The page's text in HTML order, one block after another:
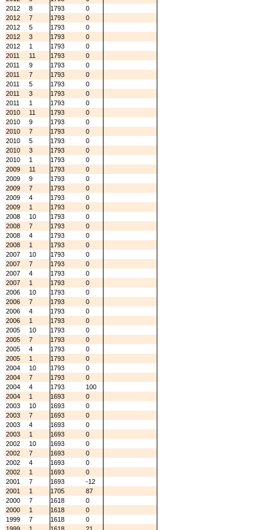
2012
8 1793
0
2012
7 1793
0
2012
5 1793
0
2012
3 1793
0
2012
1 1793
0
2011
11 1793
0
2011
9 1793
0
2011
7 1793
0
2011
5 1793
0
2011
3 1793
0
2011
1 1793
0
2010
11 1793
0
2010
9 1793
0
2010
7 1793
0
2010
5 1793
0
2010
3 1793
0
2010
1 1793
0
2009
11 1793
0
2009
9 1793
0
2009
7 1793
0
2009
4 1793
0
2009
1 1793
0
2008
10 1793
0
2008
7 1793
0
2008
4 1793
0
2008
1 1793
0
2007
10 1793
0
2007
7 1793
0
2007
4 1793
0
2007
1 1793
0
2006
10 1793
0
2006
7 1793
0
2006
4 1793
0
2006
1 1793
0
2005
10 1793
0
2005
7 1793
0
2005
4 1793
0
2005
1 1793
0
2004
10 1793
0
2004
7 1793
0
2004
4 1793
100
2004
1 1693
0
2003
10 1693
0
2003
7 1693
0
2003
4 1693
0
2003
1 1693
0
2002
10 1693
0
2002
7 1693
0
2002
4 1693
0
2002
1 1693
0
2001
7 1693
-12
2001
1 1705
87
2000
7 1618
0
2000
1 1618
0
1999
7 1618
0